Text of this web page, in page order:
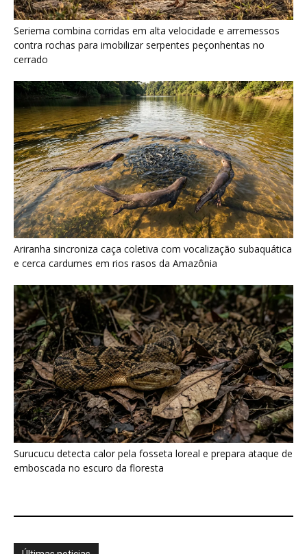
Ariranha sincroniza caça coletiva com vocalização subaquática
e cerca cardumes em rios rasos da Amazônia
Surucucu detecta calor pela fosseta loreal e prepara ataque de
emboscada no escuro da floresta
Últimas noticias
Peixe-lua em Ilhabela: por que é conhecido
como o peixe...
7 de agosto de 2026
Tovaca-de-baturité: nova ave do Ceará mais
anda que voa
7 de agosto de 2026